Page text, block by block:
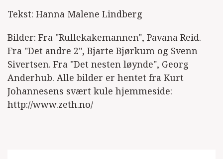
Tekst: Hanna Malene Lindberg
Bilder: Fra "Rullekakemannen", Pavana Reid.
Fra "Det andre 2", Bjarte Bjørkum og Svenn
Sivertsen. Fra "Det nesten løynde", Georg
Anderhub. Alle bilder er hentet fra Kurt
Johannesens svært kule hjemmeside:
http://www.zeth.no/